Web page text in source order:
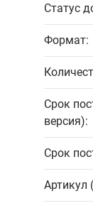
Статус
Формат:
Срок
версия):
Срок
Артикул